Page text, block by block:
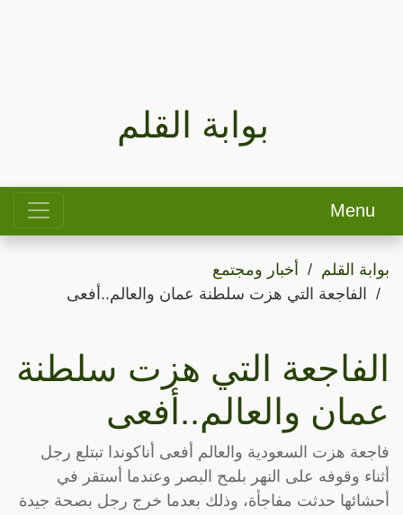
بوابة القلم
Menu
بوابة القلم
أخبار ومجتمع
الفاجعة التي هزت سلطنة عمان والعالم..أفعى
الفاجعة التي هزت سلطنة
عمان والعالم..أفعى
فاجعة هزت السعودية والعالم أفعى أناكوندا تبتلع رجل
أثناء وقوفه على النهر بلمح البصر وعندما أستقر في
أحشائها حدثت مفاجأة، وذلك بعدما خرج رجل بصحة جيدة